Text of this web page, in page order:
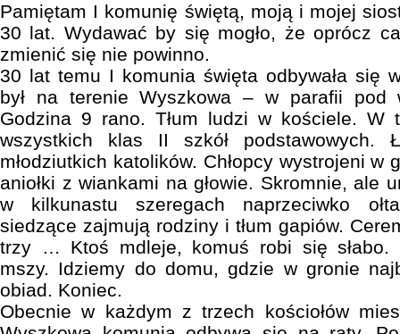
Pamiętam I komunię świętą, moją i mojej
30 lat. Wydawać by się mogło, że oprócz
zmienić się nie powinno.
30 lat temu I komunia święta odbywała się
był na terenie Wyszkowa – w parafii pod
Godzina 9 rano. Tłum ludzi w kościele. W
wszystkich klas II szkół podstawowych.
młodziutkich katolików. Chłopcy wystrojeni w
aniołki z wiankami na głowie. Skromnie, ale
w kilkunastu szeregach naprzeciwko
siedzące zajmują rodziny i tłum gapiów.
trzy … Ktoś mdleje, komuś robi się słabo.
mszy. Idziemy do domu, gdzie w gronie
obiad. Koniec.
Obecnie w każdym z trzech kościołów